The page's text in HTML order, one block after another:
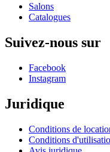
Salons
Catalogues
Suivez-nous sur
Facebook
Instagram
Juridique
Conditions de
Conditions